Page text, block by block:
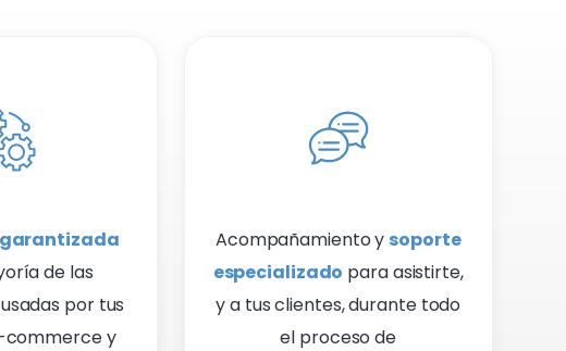
de las
por tus
commerce y
Acompañamiento y soporte
especializado para asistirte,
y a tus clientes, durante todo
el proceso de